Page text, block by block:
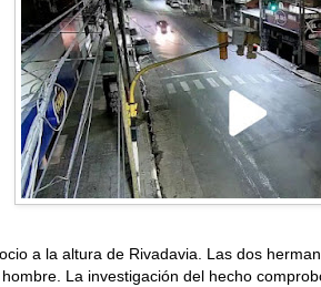
a la altura de Rivadavia. Las dos
La investigación del hecho